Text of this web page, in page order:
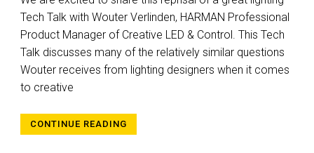
Tech Talk with Wouter Verlinden, HARMAN Professional
Product Manager of Creative LED & Control. This Tech
Talk discusses many of the relatively similar questions
Wouter receives from lighting designers when it comes
to creative
CONTINUE READING